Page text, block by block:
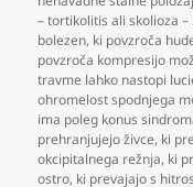
– tortikolitis ali skolioza
bolezen, ki povzroča
povzroča kompresijo
travme lahko nastopi
ohromelost spodnjega
ima poleg konus
prehranjujejo živce, ki
okcipitalnega režnja, ki
ostro, ki prevajajo s